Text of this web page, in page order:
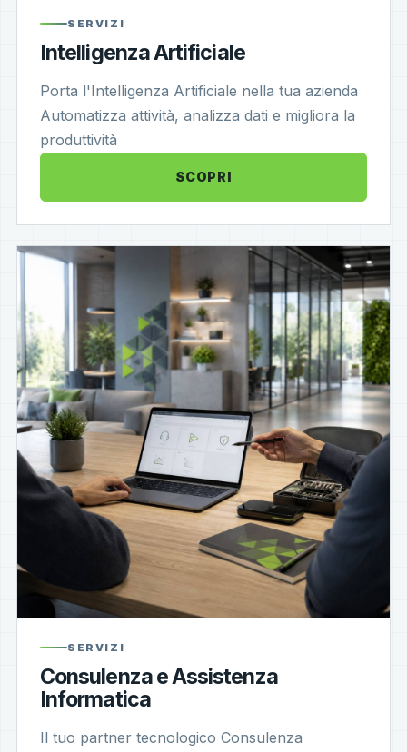
SERVIZI
Intelligenza Artificiale
Porta l'Intelligenza Artificiale nella tua azienda
Automatizza attività, analizza dati e migliora la
produttività
SCOPRI
SERVIZI
Consulenza e Assistenza
Informatica
Il tuo partner tecnologico Consulenza